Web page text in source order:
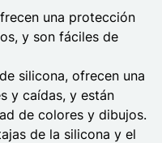
una protección
y son fáciles de
silicona, ofrecen una
y caídas, y están
de colores y dibujos.
de la silicona y el